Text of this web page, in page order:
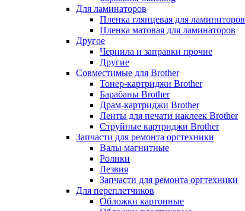
Для ламинаторов
Пленка глянцевая для ламиниторов
Пленка матовая для ламинаторов
Другое
Чернила и заправки прочие
Другие
Совместимые для Brother
Тонер-картриджи Brother
Барабаны Brother
Драм-картриджи Brother
Ленты для печати наклеек Brother
Струйные картриджи Brother
Запчасти для ремонта оргтехники
Валы магнитные
Ролики
Лезвия
Запчасти для ремонта оргтехники
Для переплетчиков
Обложки картонные